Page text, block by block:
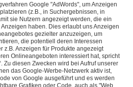
Google "AdWords", um Anzeigen
(z.B., in Suchergebnissen, in
sie Nutzern angezeigt werden, die ein
haben. Dies erlaubt uns Anzeigen
gezielter anzuzeigen, um
die potentiell deren Interessen
z.B. Anzeigen für Produkte angezeigt
Onlineangeboten interessiert hat, spricht
Zu diesen Zwecken wird bei Aufruf unserer
das Google-Werbe-Netzwerk aktiv ist,
von Google ausgeführt und es werden
Grafiken oder Code, auch als "Web